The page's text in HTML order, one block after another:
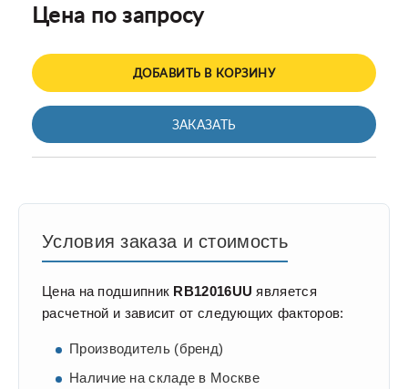
Цена по запросу
ДОБАВИТЬ В КОРЗИНУ
ЗАКАЗАТЬ
Условия заказа и стоимость
Цена на подшипник RB12016UU является
расчетной и зависит от следующих факторов:
Производитель (бренд)
Наличие на складе в Москве